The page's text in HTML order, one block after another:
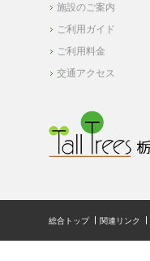
施設のご案内
ご利用ガイド
ご利用料金
交通アクセス
総合トップ 関連リンク